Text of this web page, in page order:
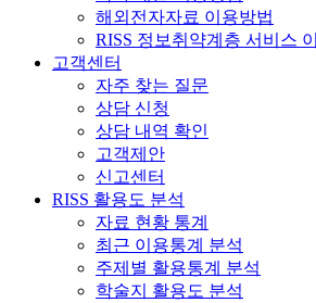
해외전자자료 이용방법
RISS 정보취약계층 서비스
고객센터
자주 찾는 질문
상담 신청
상담 내역 확인
고객제안
신고센터
RISS 활용도 분석
자료 현황 통계
최근 이용통계 분석
주제별 활용통계 분석
학술지 활용도 분석